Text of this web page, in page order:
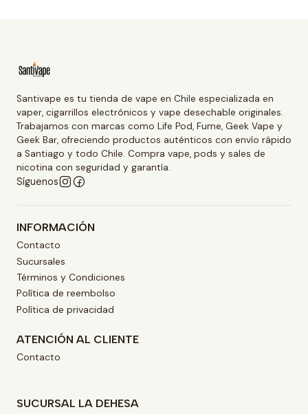
Santivape es tu tienda de vape en Chile especializada en
vaper, cigarrillos electrónicos y vape desechable originales.
Trabajamos con marcas como Life Pod, Fume, Geek Vape y
Geek Bar, ofreciendo productos auténticos con envío rápido
a Santiago y todo Chile. Compra vape, pods y sales de
nicotina con seguridad y garantía.
Síguenos
INFORMACIÓN
Contacto
Sucursales
Términos y Condiciones
Política de reembolso
Política de privacidad
ATENCIÓN AL CLIENTE
Contacto
SUCURSAL LA DEHESA